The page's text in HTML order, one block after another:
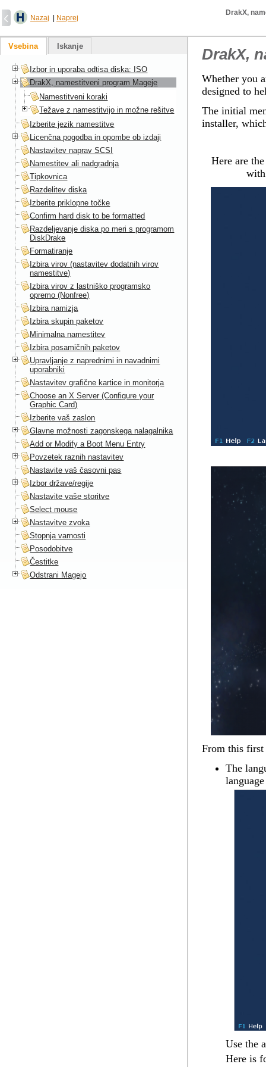
Nazaj Naprej
DrakX,
DrakX,
Whether you
designed to
The initial
installer,
Here are
with
From this first
The
Use the
Here is
Vsebina Iskanje
Izbor in uporaba odtisa diska: ISO
DrakX, namestitveni program Mageje
Namestitveni koraki
Težave z namestitvijo in možne rešitve
Izberite jezik namestitve
Licenčna pogodba in opombe ob izdaji
Nastavitev naprav SCSI
Namestitev ali nadgradnja
Tipkovnica
Razdelitev diska
Izberite priklopne točke
Confirm hard disk to be formatted
Razdeljevanje diska po meri s programom
DiskDrake
Formatiranje
Izbira virov (nastavitev dodatnih virov
namestitve)
Izbira virov z lastniško programsko
opremo (Nonfree)
Izbira namizja
Izbira skupin paketov
Minimalna namestitev
Izbira posamičnih paketov
Upravljanje z naprednimi in navadnimi
uporabniki
Nastavitev grafične kartice in monitorja
Choose an X Server (Configure your
Graphic Card)
Izberite vaš zaslon
Glavne možnosti zagonskega nalagalnika
Add or Modify a Boot Menu Entry
Povzetek raznih nastavitev
Nastavite vaš časovni pas
Izbor države/regije
Nastavite vaše storitve
Select mouse
Nastavitve zvoka
Stopnja varnosti
Posodobitve
Čestitke
Odstrani Magejo